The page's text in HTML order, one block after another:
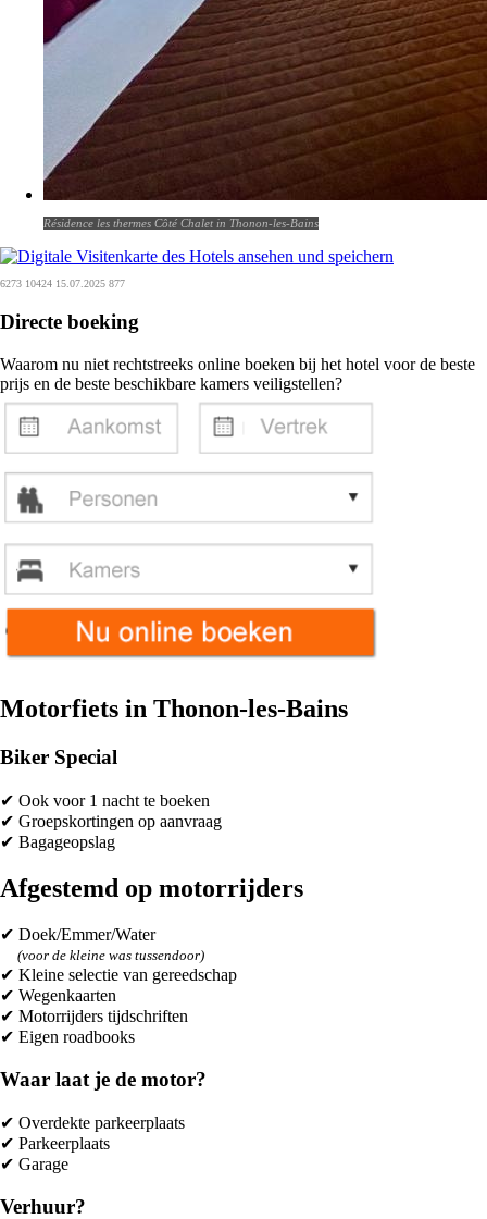
Résidence les thermes Côté Chalet in Thonon-les-Bains
6273 10424 15.07.2025 877
Directe boeking
Waarom nu niet rechtstreeks online boeken bij het hotel voor de beste
prijs en de beste beschikbare kamers veiligstellen?
Motorfiets in Thonon-les-Bains
Biker Special
✔ Ook voor 1 nacht te boeken
✔ Groepskortingen op aanvraag
✔ Bagageopslag
Afgestemd op motorrijders
✔ Doek/Emmer/Water
(voor de kleine was tussendoor)
✔ Kleine selectie van gereedschap
✔ Wegenkaarten
✔ Motorrijders tijdschriften
✔ Eigen roadbooks
Waar laat je de motor?
✔ Overdekte parkeerplaats
✔ Parkeerplaats
✔ Garage
Verhuur?